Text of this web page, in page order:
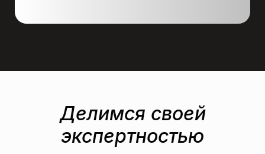
Делимся своей
экспертностью